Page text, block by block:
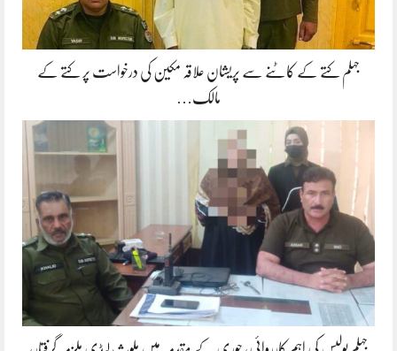
جہلم کتے کے کاٹنے سے پریشان علاقہ مکین کی درخواست پر کتے کے
مالک…